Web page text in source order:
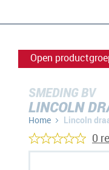
Open
SMEDING BV
LINCOLN
Home Lincoln
0
Ga